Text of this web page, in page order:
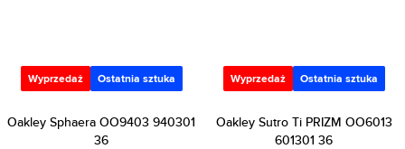
Wyprzedaż Ostatnia sztuka
Oakley Sphaera OO9403 940301
36
Wyprzedaż Ostatnia sztuka
Oakley Sutro Ti PRIZM OO6013
601301 36